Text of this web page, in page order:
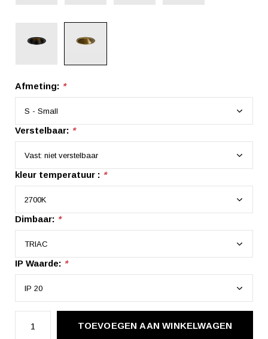
Afmeting: *
Verstelbaar: *
kleur temperatuur : *
Dimbaar: *
IP Waarde: *
TOEVOEGEN AAN WINKELWAGEN